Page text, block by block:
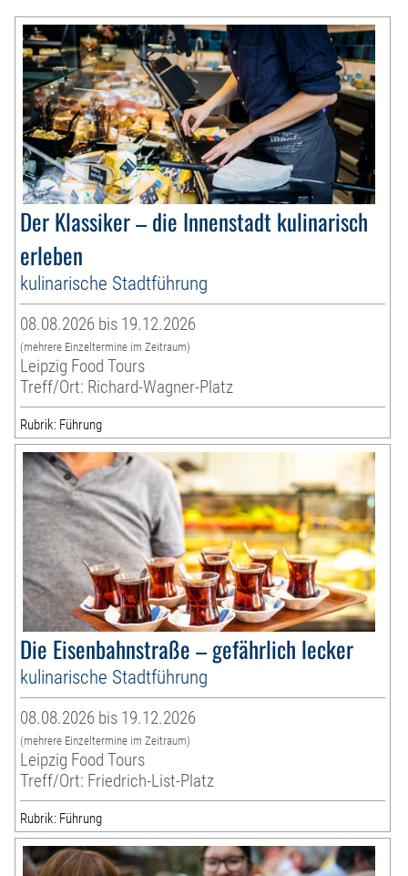
Der Klassiker – die Innenstadt kulinarisch
erleben
kulinarische Stadtführung
08.08.2026 bis 19.12.2026
(mehrere Einzeltermine im Zeitraum)
Leipzig Food Tours
Treff/Ort: Richard-Wagner-Platz
Rubrik: Führung
Die Eisenbahnstraße – gefährlich lecker
kulinarische Stadtführung
08.08.2026 bis 19.12.2026
(mehrere Einzeltermine im Zeitraum)
Leipzig Food Tours
Treff/Ort: Friedrich-List-Platz
Rubrik: Führung